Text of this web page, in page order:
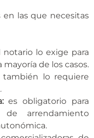
en las que necesitas
notario lo exige para
de los casos.
lo requiere
es obligatorio para
arrendamiento